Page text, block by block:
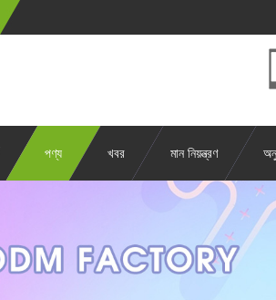
পণ্য খবর মান নিয়ন্ত্রণ